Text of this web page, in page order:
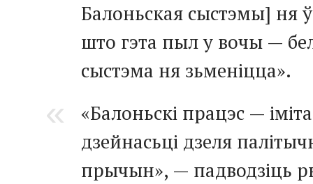
Балоньская сыстэмы] ня
што гэта пыл у вочы —
сыстэма ня зьменіцца».
«Балоньскі працэс —
дзейнасьці дзеля
прычын», — падводзіць